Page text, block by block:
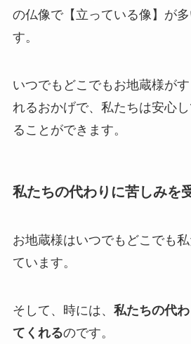
の仏像で【立っている像】が
す。
いつでもどこでもお地蔵様が
れるおかげで、私たちは安心
ることができます。
私たちの代わりに苦しみを
お地蔵様はいつでもどこでも
ています。
そして、時には、 私たちの代
てくれるのです。